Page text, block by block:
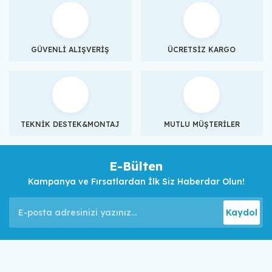
GÜVENLİ ALIŞVERİŞ ÜCRETSİZ KARGO
TEKNİK DESTEK&MONTAJ MUTLU MÜŞTERİLER
E-Bülten
Kampanya ve Fırsatlardan İlk Siz Haberdar Olun!
Kaydol